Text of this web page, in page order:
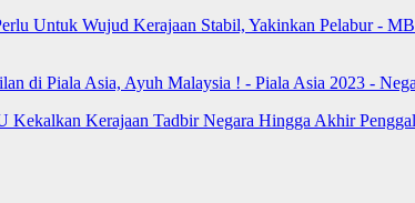
Untuk Wujud Kerajaan Stabil, Yakinkan Pelabur -
di Piala Asia, Ayuh Malaysia ! - Piala Asia 2023 -
Kekalkan Kerajaan Tadbir Negara Hingga Akhir